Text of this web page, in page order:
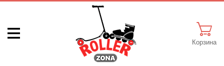
Корзина